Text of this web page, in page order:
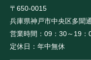
〒650-0015
兵庫県神戸市中央区多聞
営業時間： 09：30～19：
定休日： 年中無休